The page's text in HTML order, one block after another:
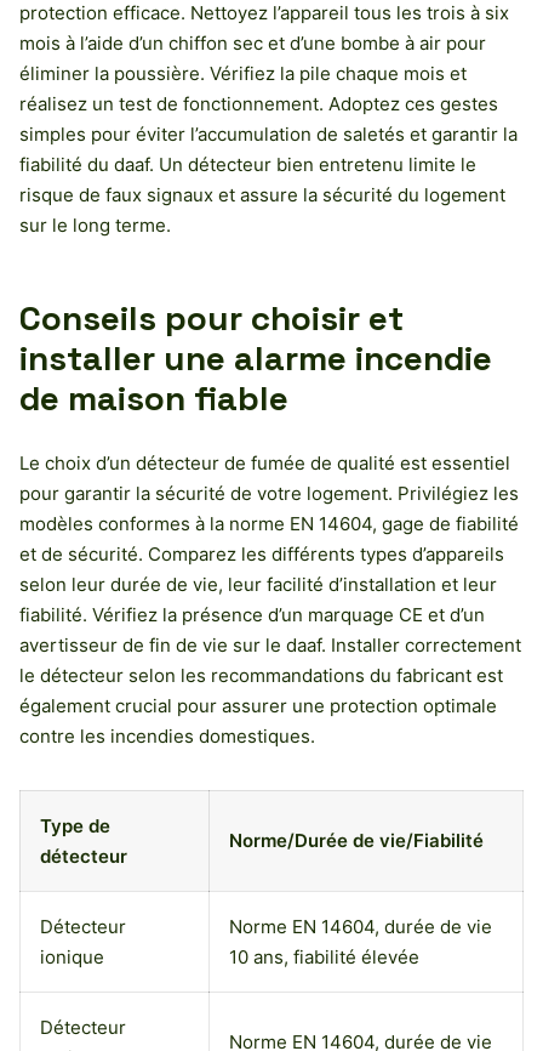
protection efficace. Nettoyez l’appareil tous les trois à six
mois à l’aide d’un chiffon sec et d’une bombe à air pour
éliminer la poussière. Vérifiez la pile chaque mois et
réalisez un test de fonctionnement. Adoptez ces gestes
simples pour éviter l’accumulation de saletés et garantir la
fiabilité du daaf. Un détecteur bien entretenu limite le
risque de faux signaux et assure la sécurité du logement
sur le long terme.
Conseils pour choisir et
installer une alarme incendie
de maison fiable
Le choix d’un détecteur de fumée de qualité est essentiel
pour garantir la sécurité de votre logement. Privilégiez les
modèles conformes à la norme EN 14604, gage de fiabilité
et de sécurité. Comparez les différents types d’appareils
selon leur durée de vie, leur facilité d’installation et leur
fiabilité. Vérifiez la présence d’un marquage CE et d’un
avertisseur de fin de vie sur le daaf. Installer correctement
le détecteur selon les recommandations du fabricant est
également crucial pour assurer une protection optimale
contre les incendies domestiques.
Type de
détecteur
Norme/Durée de vie/Fiabilité
Détecteur
ionique
Norme EN 14604, durée de vie
10 ans, fiabilité élevée
Détecteur
Norme EN 14604, durée de vie